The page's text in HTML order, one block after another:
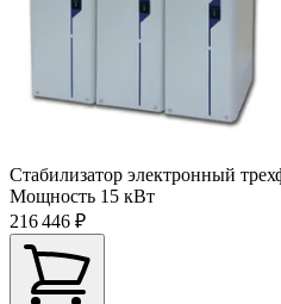
Стабилизатор электронный
Мощность 15 кВт
216 446 ₽